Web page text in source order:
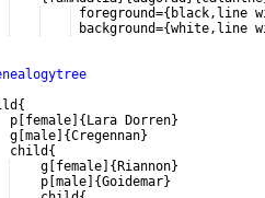
foreground={ black,line
background={white,line
{
p
female { Lara Dorren}
g
male {Cregennan}
child
{
    g
female { Riannon}
    p
male {Goidemar}